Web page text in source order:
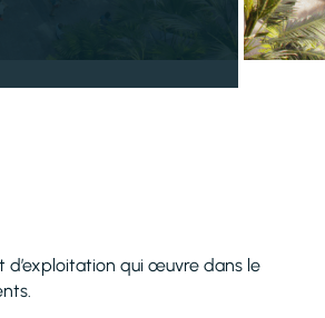
d’exploitation qui œuvre dans le